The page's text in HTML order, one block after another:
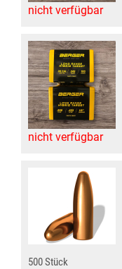
nicht verfügbar
nicht verfügbar
500 Stück